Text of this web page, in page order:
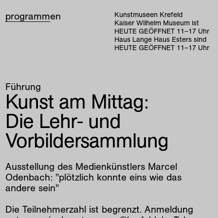
programmen
Kunstmuseen Krefeld
Kaiser Wilhelm Museum ist
HEUTE GEÖFFNET 11–17 Uhr
Haus Lange Haus Esters sind
HEUTE GEÖFFNET 11–17 Uhr
Führung
Kunst am Mittag:
Die Lehr- und
Vorbildersammlung
Ausstellung des Medienkünstlers Marcel
Odenbach: "plötzlich konnte eins wie das
andere sein"
Die Teilnehmerzahl ist begrenzt. Anmeldung